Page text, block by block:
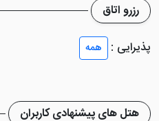
چیدمان خاصی ندارد. اما از
اقامت خود را سپری کنند.
شامل سوئیت و اتاق می
رزرو اتاق
پذیرایی :
همه
هتل های پیشنهادی کاربران